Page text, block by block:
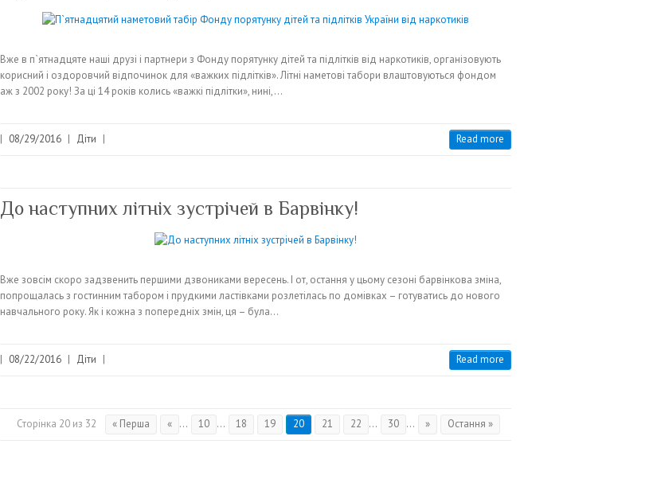
Вже в п`ятнадцяте наші друзі і партнери з Фонду порятунку дітей та підлітків від наркотиків, організовують
корисний і оздоровчий відпочинок для «важких підлітків». Літні наметові табори влаштовуються фондом
аж з 2002 року! За ці 14 років колись «важкі підлітки», нині,…
| 08/29/2016 | Діти | Read more
До наступних літніх зустрічей в Барвінку!
Вже зовсім скоро задзвенить першими дзвониками вересень. І от, остання у цьому сезоні барвінкова зміна,
попрощалась з гостинним табором і прудкими ластівками розлетілась по домівках – готуватись до нового
навчального року. Як і кожна з попередніх змін, ця – була…
| 08/22/2016 | Діти | Read more
Сторінка 20 из 32 « Перша « ... 10 ... 18 19 20 21 22 ... 30 ... » Остання »